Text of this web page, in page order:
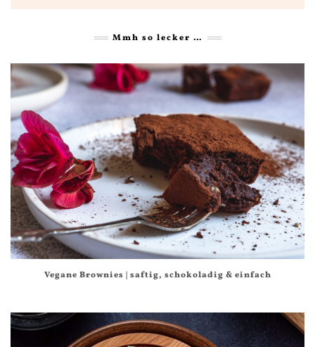
Mmh so lecker …
Vegane Brownies | saftig, schokoladig & einfach